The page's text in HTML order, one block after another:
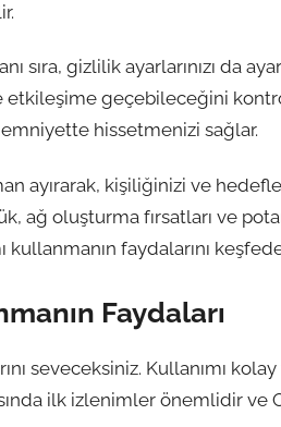
sıra, gizlilik ayarlarınızı da
geçebileceğini
hissetmenizi sağlar.
ayırarak, kişiliğinizi ve
ağ oluşturma fırsatları ve
kullanmanın faydalarını
Faydaları
seveceksiniz. Kullanımı
ilk izlenimler önemlidir ve